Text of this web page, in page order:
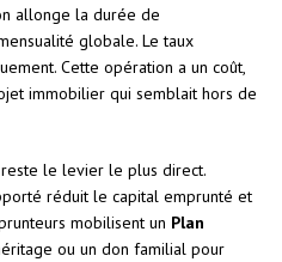
allonge la durée de
globale. Le taux
Cette opération a un coût,
immobilier qui semblait hors de
le levier le plus direct.
réduit le capital emprunté et
mobilisent un Plan
ou un don familial pour